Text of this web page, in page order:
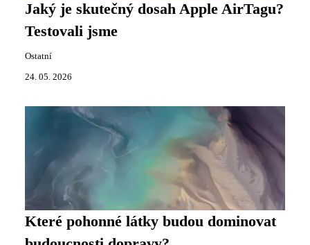
Jaký je skutečný dosah Apple AirTagu?
Testovali jsme
Ostatní
24. 05. 2026
Které pohonné látky budou dominovat